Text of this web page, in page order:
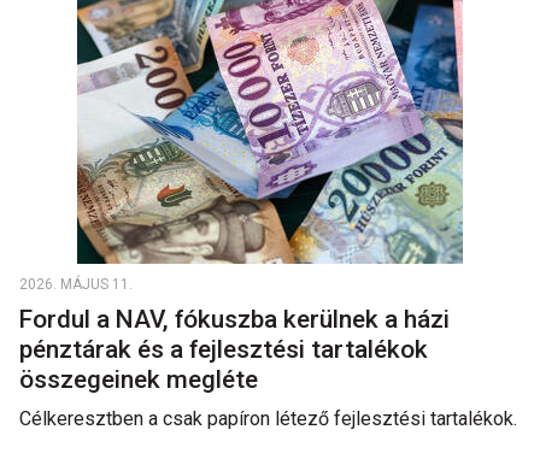
2026. MÁJUS 11.
Fordul a NAV, fókuszba kerülnek a házi
pénztárak és a fejlesztési tartalékok
összegeinek megléte
Célkeresztben a csak papíron létező fejlesztési tartalékok.